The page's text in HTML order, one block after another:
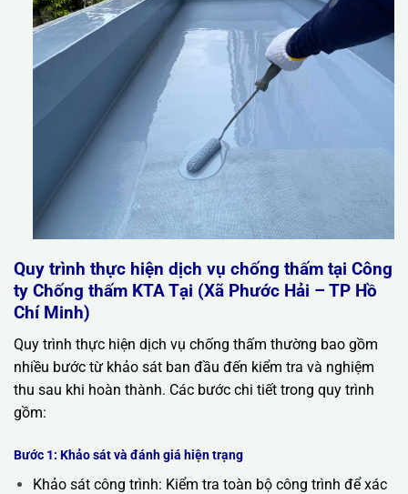
Quy trình thực hiện dịch vụ chống thấm tại Công
ty Chống thấm KTA Tại (Xã Phước Hải – TP Hồ
Chí Minh)
Quy trình thực hiện dịch vụ chống thấm thường bao gồm
nhiều bước từ khảo sát ban đầu đến kiểm tra và nghiệm
thu sau khi hoàn thành. Các bước chi tiết trong quy trình
gồm:
Bước 1: Khảo sát và đánh giá hiện trạng
Khảo sát công trình: Kiểm tra toàn bộ công trình để xác